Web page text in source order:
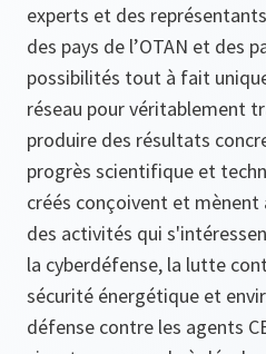
experts et des
des pays de l’OTAN et des
possibilités tout à fait
réseau pour véritablement
produire des résultats
progrès scientifique et
créés conçoivent et mènent
des activités qui
la cyberdéfense, la lutte
sécurité énergétique et
défense contre les agents